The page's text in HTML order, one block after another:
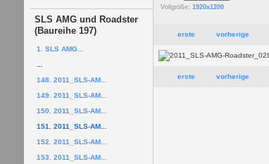
SLS AMG und Roadster
(Baureihe 197)
1. SLS AMG...
148. 2011_SLS-AM...
149. 2011_SLS-AM...
150. 2011_SLS-AM...
151. 2011_SLS-AM...
152. 2011_SLS-AM...
153. 2011_SLS-AM...
Vollgröße: 1920x1200
erste vorherige
erste vorherige